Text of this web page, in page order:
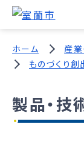
ホーム 産業
ものづくり
製品・技